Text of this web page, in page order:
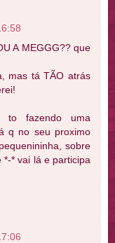
A MEGGG?? que
mas tá TÃO atrás
to fazendo uma
q no seu proximo
sobre
* vai lá e participa